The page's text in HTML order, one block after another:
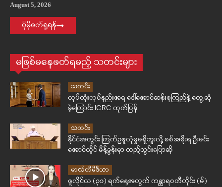
August 5, 2026
ပိုမိုဖတ်ရှုရန်
မဖြစ်မနေဖတ်ရမည့် သတင်းများ
သတင်း
လုပ်ထုံးလုပ်နည်းအရ ဒေါ်အောင်ဆန်းစုကြည်နဲ့ တွေ့ဆုံ
ခဲ့ကြောင်း ICRC ထုတ်ပြန်
သတင်း
နိုင်ငံအတွင်း ကြက်ဥဖူလုံမှုမရှိဘူးလို့ စစ်အစိုးရ ဦးမင်း
အောင်လှိုင် မိန့်ခွန်းမှာ ထည့်သွင်းပြောဆို
မာလ်တီမီဒီယာ
ဇူလိုင်လ (၃၁) ရက်နေ့အတွက် ကန္တာရဝတီတိုင်း (မ်)